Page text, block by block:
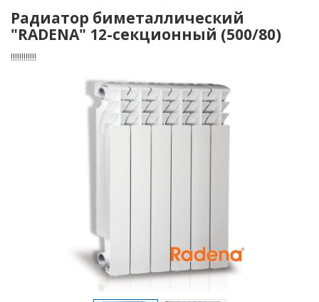
Радиатор биметаллический
"RADENA" 12-секционный (500/80)
!!!!!!!!!!!!